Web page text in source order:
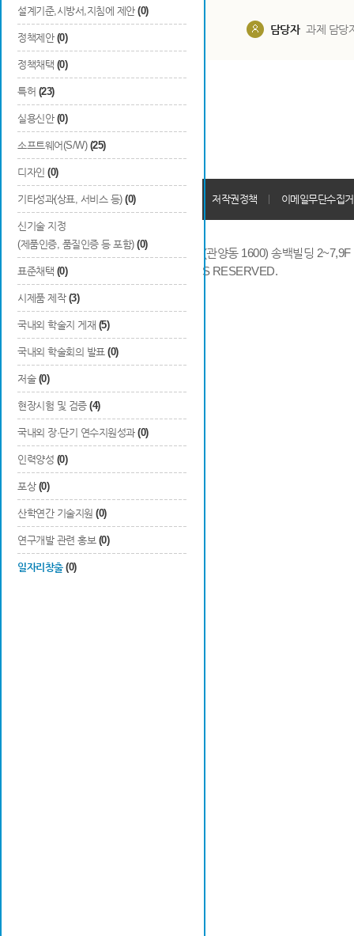
설계기준,시방서,지침에 제안 (0)
정책제안 (0)
정책채택 (0)
특허 (23)
실용신안 (0)
소프트웨어(S/W) (25)
디자인 (0)
기타성과(상표, 서비스 등) (0)
신기술 지정
(제품인증, 품질인증 등 포함) (0)
표준채택 (0)
시제품 제작 (3)
국내외 학술지 게재 (5)
국내외 학술회의 발표 (0)
저술 (0)
현장시험 및 검증 (4)
국내외 장·단기 연수지원성과 (0)
인력양성 (0)
포상 (0)
산학연간 기술지원 (0)
연구개발 관련 홍보 (0)
일자리창출 (0)
담당자 과제 담당
개인정보처리방침 회원가입약관 저작권정책 이메일무단수집
14066 경기도 안양시 동안구 시민대로 286 (관양동 1600) 송백빌딩
COPYRIGHTS © 2014 KAIA, ALL RIGHTS RESERVED.